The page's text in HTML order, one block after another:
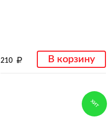
210 В корзину
ХИТ